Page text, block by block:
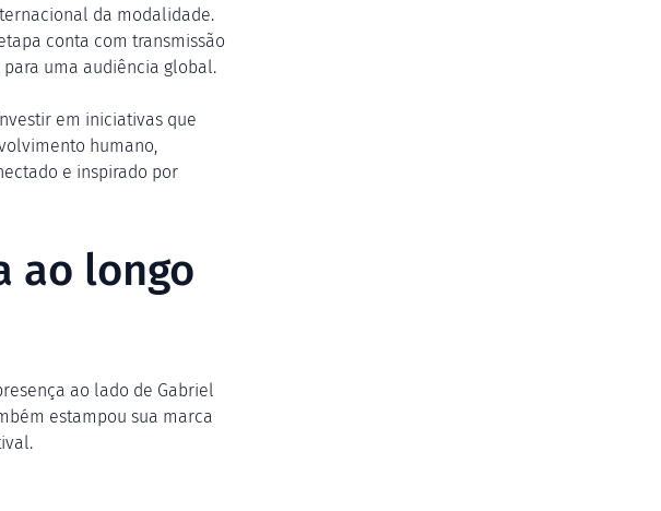
da modalidade.
conta com transmissão
uma audiência global.
em iniciativas que
humano,
e inspirado por
ao longo
ao lado de Gabriel
estampou sua marca